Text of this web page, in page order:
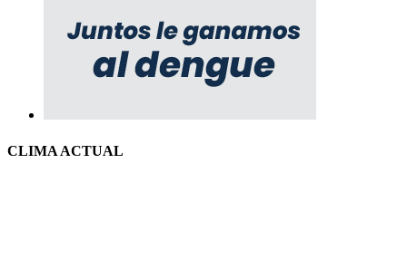
CLIMA ACTUAL